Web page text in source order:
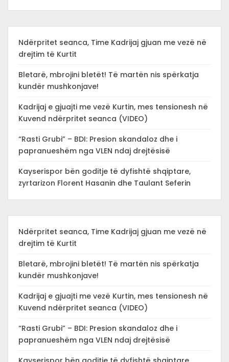
Ndërpritet seanca, Time Kadrijaj gjuan me vezë në
drejtim të Kurtit
Bletarë, mbrojini bletët! Të martën nis spërkatja
kundër mushkonjave!
Kadrijaj e gjuajti me vezë Kurtin, mes tensionesh në
Kuvend ndërpritet seanca (VIDEO)
“Rasti Grubi” – BDI: Presion skandaloz dhe i
papranueshëm nga VLEN ndaj drejtësisë
Kayserispor bën goditje të dyfishtë shqiptare,
zyrtarizon Florent Hasanin dhe Taulant Seferin
Ndërpritet seanca, Time Kadrijaj gjuan me vezë në
drejtim të Kurtit
Bletarë, mbrojini bletët! Të martën nis spërkatja
kundër mushkonjave!
Kadrijaj e gjuajti me vezë Kurtin, mes tensionesh në
Kuvend ndërpritet seanca (VIDEO)
“Rasti Grubi” – BDI: Presion skandaloz dhe i
papranueshëm nga VLEN ndaj drejtësisë